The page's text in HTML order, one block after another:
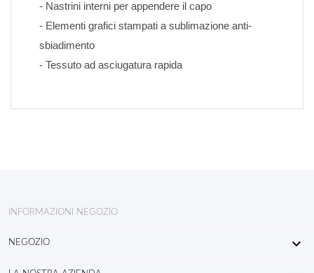
- Nastrini interni per appendere il capo
- Elementi grafici stampati a sublimazione anti-
sbiadimento
- Tessuto ad asciugatura rapida
INFORMAZIONI NEGOZIO
NEGOZIO 